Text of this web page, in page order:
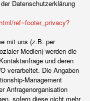
Datenschutzerklärung
ref=footer_privacy?
mit uns (z.B. per
Medien) werden die
und deren
verarbeitet. Die Angaben
Management
Anfragenorganisation
sofern diese nicht mehr